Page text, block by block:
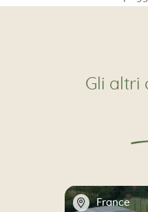
Gli altri
📍 France